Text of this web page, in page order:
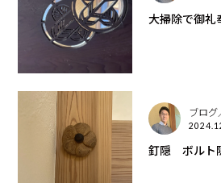
大掃除で御礼
ブログ
釘隠 ボルト